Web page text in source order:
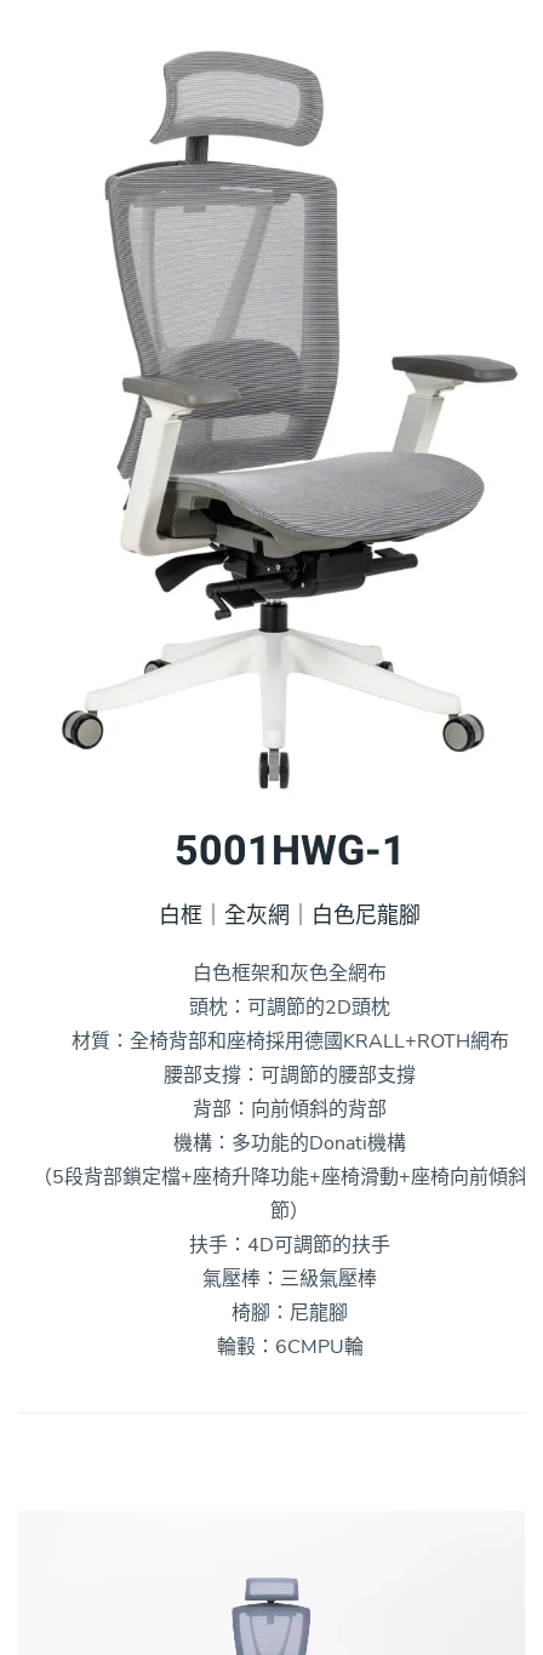
5001HWG-1
白框｜全灰網｜白色尼龍腳
白色框架和灰色全網布
頭枕：可調節的2D頭枕
材質：全椅背部和座椅採用德國KRALL+ROTH網布
腰部支撐：可調節的腰部支撐
背部：向前傾斜的背部
機構：多功能的Donati機構
（5段背部鎖定檔+座椅升降功能+座椅滑動+座椅向前傾斜
節）
扶手：4D可調節的扶手
氣壓棒：三級氣壓棒
椅腳：尼龍腳
輪轂：6CMPU輪